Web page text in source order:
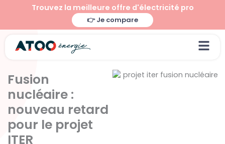
Trouvez la meilleure offre d'électricité pro
👉 Je compare
Fusion
nucléaire :
nouveau retard
pour le projet
ITER